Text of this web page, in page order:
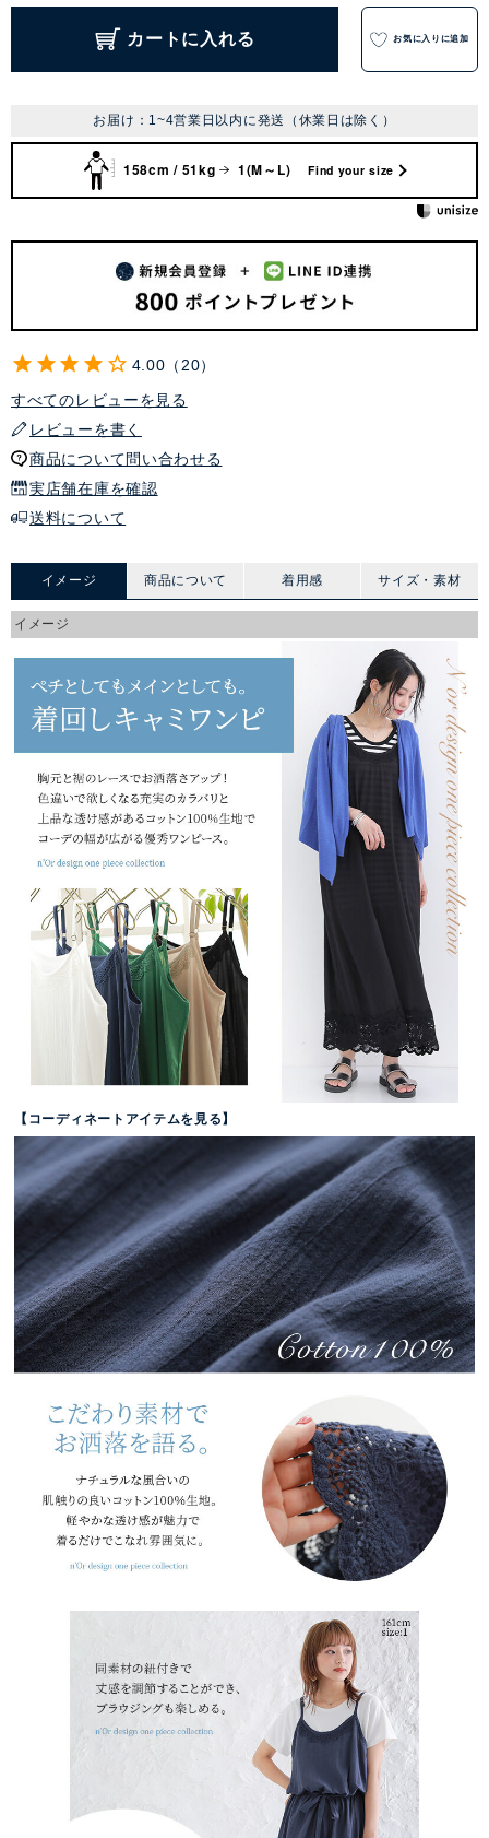
カートに入れる お気に入りに追加
お届け：1~4営業日以内に発送（休業日は除く）
158cm / 51kg 1(M～L) Find your size
4.00
20
すべてのレビューを見る
レビューを書く
商品について問い合わせる
実店舗在庫を確認
送料について
イメージ 商品について 着用感 サイズ・素材
イメージ
【コーディネートアイテムを見る】